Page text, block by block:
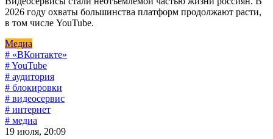
2026 году охваты большинства платформ продолжают расти,
в том числе YouTube.
Медиа
# «ВКонтакте»
# YouTube
# аудитория
# блокировки
# видеосервис
# интернет
# медиа
19 июля, 20:09